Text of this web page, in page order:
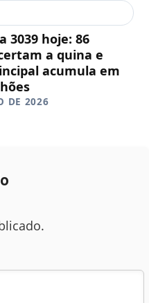
3039 hoje: 86
a quina e
acumula em
DE 2026